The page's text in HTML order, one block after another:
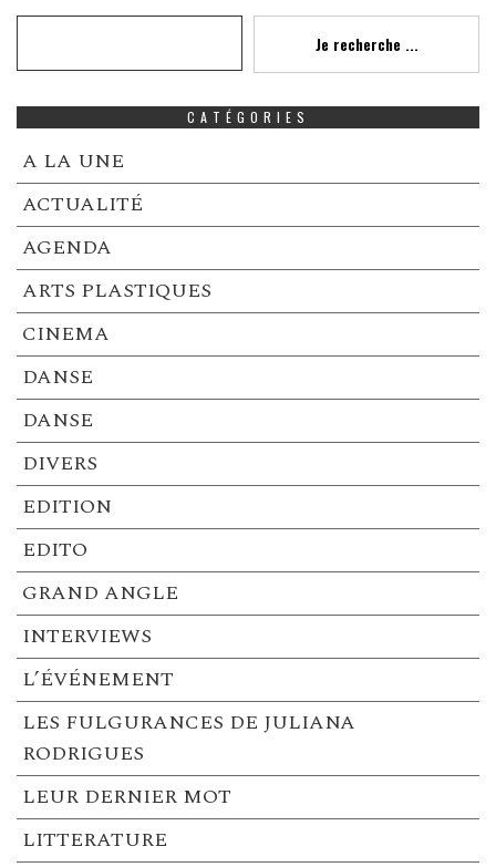
Je recherche ...
CATÉGORIES
A LA UNE
ACTUALITÉ
AGENDA
ARTS PLASTIQUES
CINEMA
DANSE
DANSE
DIVERS
EDITION
EDITO
GRAND ANGLE
INTERVIEWS
L’ÉVÉNEMENT
LES FULGURANCES DE JULIANA
RODRIGUES
LEUR DERNIER MOT
LITTERATURE